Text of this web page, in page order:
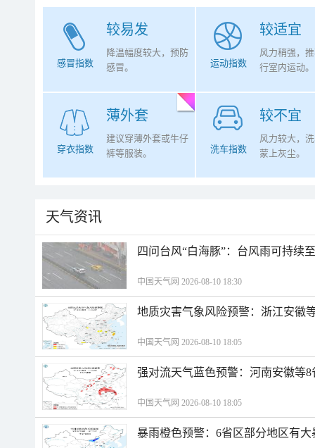
较易发
感冒指数
降温幅度较大，预防
感冒。
较适宜
运动指数
风力稍强，
行室内运动。
薄外套
穿衣指数
建议穿薄外套或牛仔
裤等服装。
较不宜
洗车指数
风力较大，
蒙上灰尘。
天气资讯
四问台风“白海豚”：台风雨可持续
中国天气网 2026-08-10 18:30
地质灾害气象风险预警：浙江安徽
中国天气网 2026-08-10 18:05
强对流天气蓝色预警：河南安徽等
中国天气网 2026-08-10 18:05
暴雨橙色预警：6省区部分地区有